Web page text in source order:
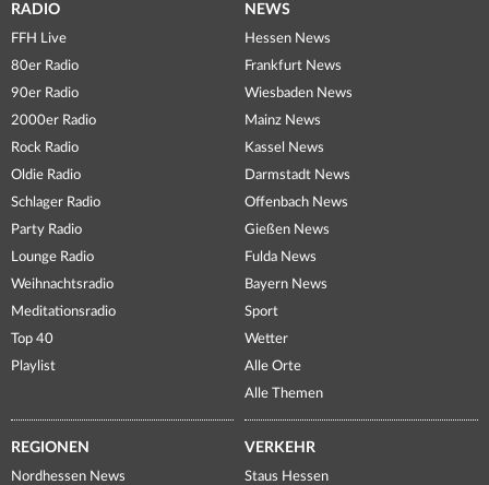
RADIO
FFH Live
80er Radio
90er Radio
2000er Radio
Rock Radio
Oldie Radio
Schlager Radio
Party Radio
Lounge Radio
Weihnachtsradio
Meditationsradio
Top 40
Playlist
NEWS
Hessen News
Frankfurt News
Wiesbaden News
Mainz News
Kassel News
Darmstadt News
Offenbach News
Gießen News
Fulda News
Bayern News
Sport
Wetter
Alle Orte
Alle Themen
REGIONEN
Nordhessen News
VERKEHR
Staus Hessen